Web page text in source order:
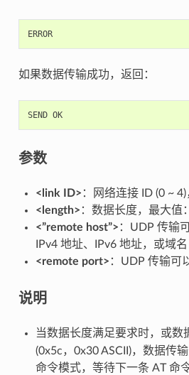
ERROR
如果数据传输成功，返回：
SEND OK
参数
<link ID> ：网络连接 ID (0 ~
<length> ：数据长度，最大值
<”remote host”> ：UDP 传输
IPv4 地址、IPv6 地址，或域名
<remote port> ：UDP 传输可
说明
当数据长度满足要求时，或数
(0x5c，0x30 ASCII)，数据传
命令模式，等待下一条 AT 命